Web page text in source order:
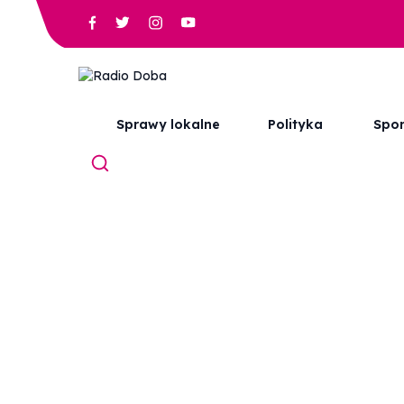
Sprawy lokalne Polityka